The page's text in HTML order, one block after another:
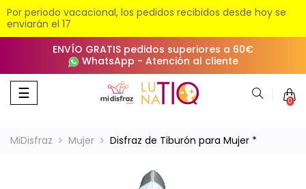
Por periodo vacacional, los pedidos recibidos desde hoy se
enviarán el 17
ENVÍO GRATIS pedidos superiores a 60€
WhatsApp - Atención al cliente
Navegación
de
☰ 0
MiDisfraz Mujer Disfraz de Tiburón para Mujer *